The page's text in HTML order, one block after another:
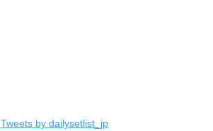
Tweets by dailysetlist_jp